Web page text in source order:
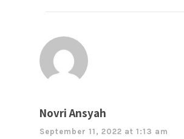
Novri Ansyah
September 11, 2022 at 1:13 am